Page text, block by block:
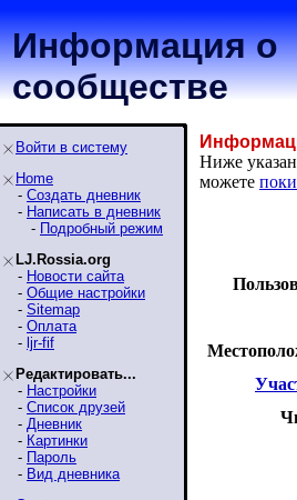
Информация о
сообществе
Войти в систему
Home
- Создать дневник
- Написать в дневник
- Подробный режим
LJ.Rossia.org
- Новости сайта
- Общие настройки
- Sitemap
- Оплата
- ljr-fif
Редактировать...
- Настройки
- Список друзей
- Дневник
- Картинки
- Пароль
- Вид дневника
Ниже
можете